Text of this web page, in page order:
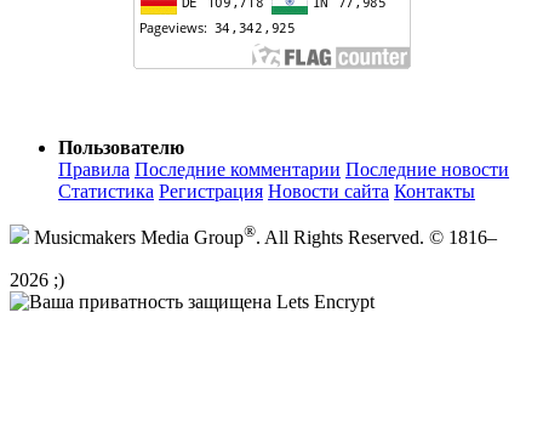
Пользователю
Правила Последние комментарии Последние новости
Статистика Регистрация Новости сайта Контакты
Musicmakers Media Group®. All Rights Reserved. © 1816–
2026 ;)